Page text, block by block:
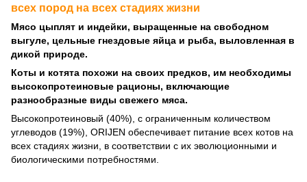
всех пород на всех стадиях жизни
Мясо цыплят и индейки, выращенные на свободном
выгуле, цельные гнездовые яйца и рыба, выловленная в
дикой природе.
Коты и котята похожи на своих предков, им необходимы
высокопротеиновые рационы, включающие
разнообразные виды свежего мяса.
Высокопротеиновый (40%), с ограниченным количеством
углеводов (19%), ORIJEN обеспечивает питание всех котов на
всех стадиях жизни, в соответствии с их эволюционными и
биологическими потребностями.